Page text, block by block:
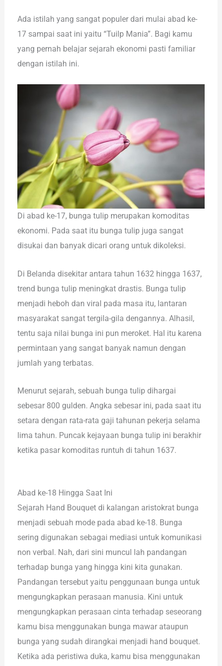
Ada istilah yang sangat populer dari mulai abad ke-
17 sampai saat ini yaitu “Tuilp Mania”. Bagi kamu
yang pernah belajar sejarah ekonomi pasti familiar
dengan istilah ini.
Di abad ke-17, bunga tulip merupakan komoditas
ekonomi. Pada saat itu bunga tulip juga sangat
disukai dan banyak dicari orang untuk dikoleksi.
Di Belanda disekitar antara tahun 1632 hingga 1637,
trend bunga tulip meningkat drastis. Bunga tulip
menjadi heboh dan viral pada masa itu, lantaran
masyarakat sangat tergila-gila dengannya. Alhasil,
tentu saja nilai bunga ini pun meroket. Hal itu karena
permintaan yang sangat banyak namun dengan
jumlah yang terbatas.
Menurut sejarah, sebuah bunga tulip dihargai
sebesar 800 gulden. Angka sebesar ini, pada saat itu
setara dengan rata-rata gaji tahunan pekerja selama
lima tahun. Puncak kejayaan bunga tulip ini berakhir
ketika pasar komoditas runtuh di tahun 1637.
Abad ke-18 Hingga Saat Ini
Sejarah Hand Bouquet di kalangan aristokrat bunga
menjadi sebuah mode pada abad ke-18. Bunga
sering digunakan sebagai mediasi untuk komunikasi
non verbal. Nah, dari sini muncul lah pandangan
terhadap bunga yang hingga kini kita gunakan.
Pandangan tersebut yaitu penggunaan bunga untuk
mengungkapkan perasaan manusia. Kini untuk
mengungkapkan perasaan cinta terhadap seseorang
kamu bisa menggunakan bunga mawar ataupun
bunga yang sudah dirangkai menjadi hand bouquet.
Ketika ada peristiwa duka, kamu bisa menggunakan